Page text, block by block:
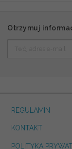
Otrzymuj
REGULAMIN
KONTAKT
POLITYKA